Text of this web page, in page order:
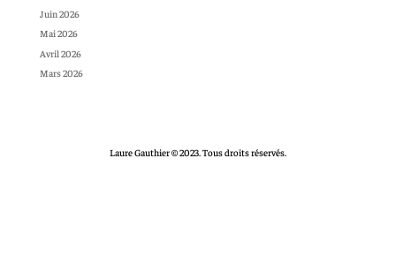
Juin 2026
Mai 2026
Avril 2026
Mars 2026
Laure Gauthier © 2023. Tous droits réservés.